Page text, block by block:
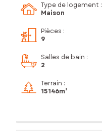
Type de logement :
Maison
Pièces :
9
Salles de bain :
2
Terrain :
15 146m²